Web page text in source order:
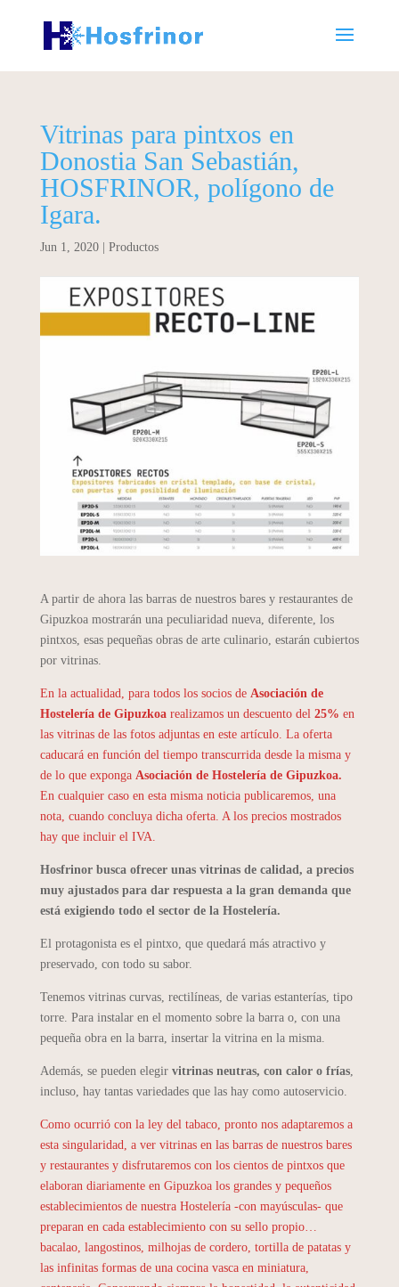
Vitrinas para pintxos en
Donostia San Sebastián,
HOSFRINOR, polígono de
Igara.
Jun 1, 2020| Productos
A partir de ahora las barras de nuestros bares y restaurantes de
Gipuzkoa mostrarán una peculiaridad nueva, diferente, los
pintxos, esas pequeñas obras de arte culinario, estarán cubiertos
por vitrinas.
En la actualidad, para todos los socios de Asociación de
Hostelería de Gipuzkoarealizamos un descuento del 25% en
las vitrinas de las fotos adjuntas en este artículo. La oferta
caducará en función del tiempo transcurrida desde la misma y
de lo que exponga Asociación de Hostelería de Gipuzkoa.
En cualquier caso en esta misma noticia publicaremos, una
nota, cuando concluya dicha oferta. A los precios mostrados
hay que incluir el IVA.
Hosfrinor busca ofrecer unas vitrinas de calidad, a precios
muy ajustados para dar respuesta a la gran demanda que
está exigiendo todo el sector de la Hostelería.
El protagonista es el pintxo, que quedará más atractivo y
preservado, con todo su sabor.
Tenemos vitrinas curvas, rectilíneas, de varias estanterías, tipo
torre. Para instalar en el momento sobre la barra o, con una
pequeña obra en la barra, insertar la vitrina en la misma.
Además, se pueden elegirvitrinas neutras, con calor o frías,
incluso, hay tantas variedades que las hay como autoservicio.
Como ocurrió con la ley del tabaco, pronto nos adaptaremos a
esta singularidad, a ver vitrinas en las barras de nuestros bares
y restaurantes y disfrutaremos con los cientos de pintxos que
elaboran diariamente en Gipuzkoa los grandes y pequeños
establecimientos de nuestra Hostelería -con mayúsculas- que
preparan en cada establecimiento con su sello propio…
bacalao, langostinos, milhojas de cordero, tortilla de patatas y
las infinitas formas de una cocina vasca en miniatura,